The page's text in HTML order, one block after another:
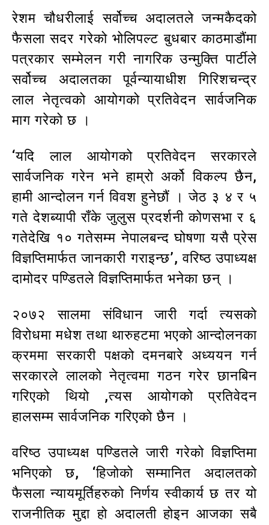
रेशम चौधरीलाई सर्वोच्च अदालतले जन्मकैदको
फैसला सदर गरेको भोलिपल्ट बुधबार काठमाडौंमा
पत्रकार सम्मेलन गरी नागरिक उन्मुक्ति पार्टीले
सर्वोच्च अदालतका पूर्वन्यायाधीश गिरिशचन्द्र
लाल नेतृत्वको आयोगको प्रतिवेदन सार्वजनिक
माग गरेको छ ।
‘यदि लाल आयोगको प्रतिवेदन सरकारले
सार्वजनिक गरेन भने हाम्रो अर्को विकल्प छैन,
हामी आन्दोलन गर्न विवश हुनेछौं । जेठ ३ ४ र ५
गते देशब्यापी राँके जुलुस प्रदर्शनी कोणसभा र ६
गतेदेखि १० गतेसम्म नेपालबन्द घोषणा यसै प्रेस
विज्ञप्तिमार्फत जानकारी गराइन्छ’, वरिष्ठ उपाध्यक्ष
दामोदर पण्डितले विज्ञप्तिमार्फत भनेका छन् ।
२०७२ सालमा संविधान जारी गर्दा त्यसको
विरोधमा मधेश तथा थारुहटमा भएको आन्दोलनका
क्रममा सरकारी पक्षको दमनबारे अध्ययन गर्न
सरकारले लालको नेतृत्वमा गठन गरेर छानबिन
गरिएको थियो ,त्यस आयोगको प्रतिवेदन
हालसम्म सार्वजनिक गरिएको छैन ।
वरिष्ठ उपाध्यक्ष पण्डितले जारी गरेको विज्ञप्तिमा
भनिएको छ, ‘हिजोको सम्मानित अदालतको
फैसला न्यायमूर्तिहरुको निर्णय स्वीकार्य छ तर यो
राजनीतिक मुद्दा हो अदालती होइन आजका सबै